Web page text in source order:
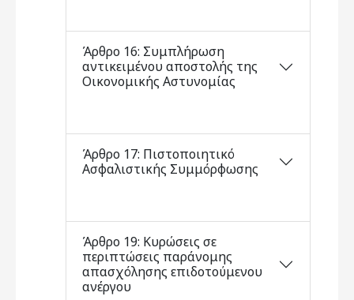
Άρθρο 16: Συμπλήρωση
αντικειμένου αποστολής της
Οικονομικής Αστυνομίας
Άρθρο 17: Πιστοποιητικό
Ασφαλιστικής Συμμόρφωσης
Άρθρο 19: Κυρώσεις σε
περιπτώσεις παράνομης
απασχόλησης επιδοτούμενου
ανέργου